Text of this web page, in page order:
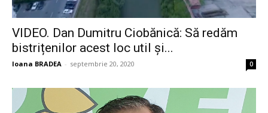
VIDEO. Dan Dumitru Ciobănică: Să redăm
bistrițenilor acest loc util și...
Ioana BRADEA - septembrie 20, 2020 0